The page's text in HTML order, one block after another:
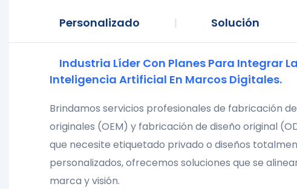
Personalizado | Solución
Industria Líder Con Planes Para Integrar La
Inteligencia Artificial En Marcos Digitales.
Brindamos servicios profesionales de fabricación
originales (OEM) y fabricación de diseño original
que necesite etiquetado privado o diseños
personalizados, ofrecemos soluciones que se
marca y visión.